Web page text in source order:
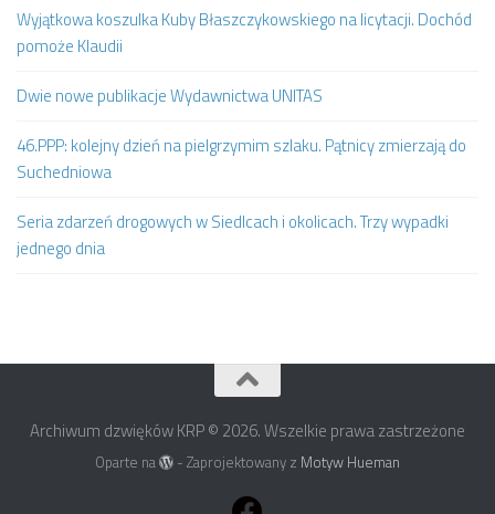
Wyjątkowa koszulka Kuby Błaszczykowskiego na licytacji. Dochód
pomoże Klaudii
Dwie nowe publikacje Wydawnictwa UNITAS
46.PPP: kolejny dzień na pielgrzymim szlaku. Pątnicy zmierzają do
Suchedniowa
Seria zdarzeń drogowych w Siedlcach i okolicach. Trzy wypadki
jednego dnia
Archiwum dzwięków KRP © 2026. Wszelkie prawa zastrzeżone
Oparte na - Zaprojektowany z Motyw Hueman